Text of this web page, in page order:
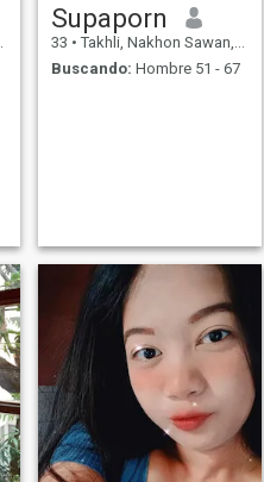
Supaporn
33 • Takhli, Nakhon Sawan, Tailandia
Buscando: Hombre 51 - 67